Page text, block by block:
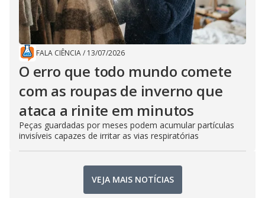
FALA CIÊNCIA/ 13/07/2026
O erro que todo mundo comete
com as roupas de inverno que
ataca a rinite em minutos
Peças guardadas por meses podem acumular partículas
invisíveis capazes de irritar as vias respiratórias
VEJA MAIS NOTÍCIAS